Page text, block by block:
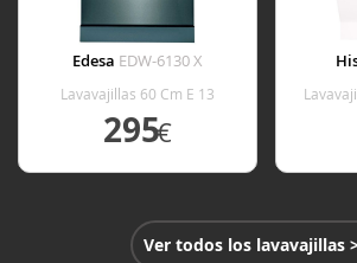
Edesa EDW-6130 X
Lavavajillas 60 Cm E 13
Cubiertos Inox
295
€
Ver todos los lavavajillas